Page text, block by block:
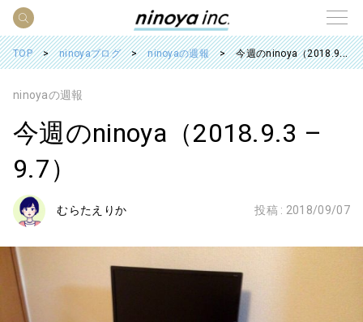
TOP ninoyaブログ ninoyaの週報 今週のninoya（2018.9.3 – 9.7）
ninoyaの週報
今週のninoya（2018.9.3 –
9.7）
むらたえりか 投稿 : 2018/09/07